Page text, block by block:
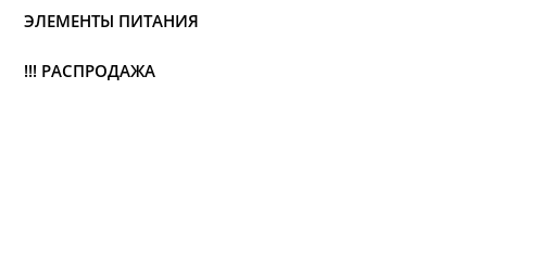
ЭЛЕМЕНТЫ ПИТАНИЯ
!!! РАСПРОДАЖА